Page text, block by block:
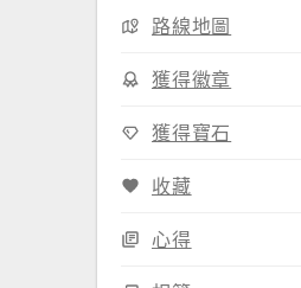
路線地圖
獲得徽章
獲得寶石
收藏
心得